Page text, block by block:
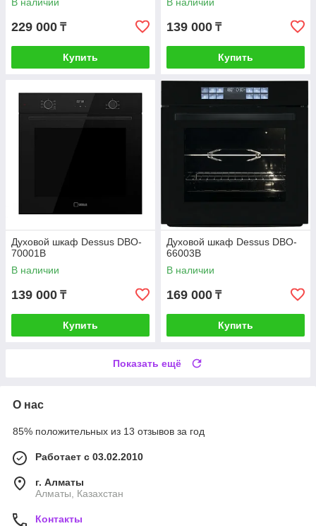
В наличии
229 000 ₸
Купить
В наличии
139 000 ₸
Купить
Духовой шкаф Dessus DBO-
70001B
В наличии
139 000 ₸
Купить
Духовой шкаф Dessus DBO-
66003B
В наличии
169 000 ₸
Купить
Показать ещё
О нас
85% положительных из 13 отзывов за год
Работает с 03.02.2010
г. Алматы
Алматы, Казахстан
Контакты